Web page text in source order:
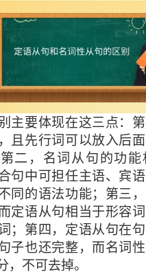
主要体现在这三点：
且先行词可以放入后
二，名词从句的功能
句中可担任主语、宾语
同的语法功能；第三
定语从句相当于形容
；第四，定语从句在句
子也还完整，而名词
，不可去掉。